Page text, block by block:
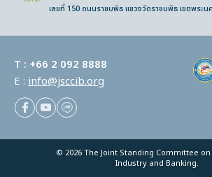
เลขที่ 150 ถนนราชบพิธ แขวงวัดราชบพิธ เขตพระน
T : +66 2 092 8888
E : info@jsccib.org
© 2026 The Joint Standing Committee
Industry and Banking.